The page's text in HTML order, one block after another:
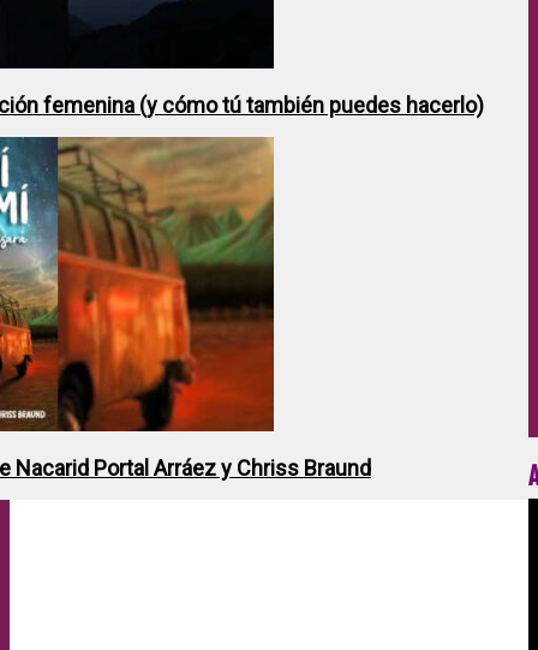
femenina (y cómo tú también puedes hacerlo)
Nacarid Portal Arráez y Chriss Braund